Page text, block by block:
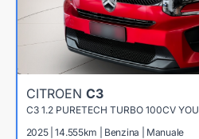
CITROEN C3
C3 1.2 PURETECH TURBO 100CV YOU
2025 | 14.555km | Benzina | Manuale